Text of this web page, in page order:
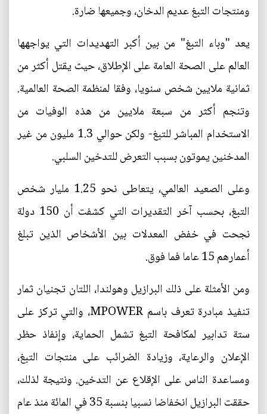
ومنتجات التبغ عديم الدخان، وجميعها ضارة.
يعد "وباء التبغ" من بين أكبر التهديدات التي يواجهها
العالم على الصحة العامة على الإطلاق، حيث يقتل أكثر من
ثمانية ملايين شخص سنويا، وفقا لمنظمة الصحة العالمية.
وتنجم أكثر من سبعة ملايين من هذه الوفيات من
الاستخدام المباشر للتبغ- ولكن حوالي 1.3 مليون من غير
المدخنين يموتون بسبب التعرض للتدخين السلبي.
وعلى الصعيد العالمي، يتعاطى نحو 1.25 مليار شخص
التبغ، بحسب آخر التقديرات التي كشفت أن 150 دولة
نجحت في خفض المعدلات بين الأشخاص الذين تبلغ
أعمارهم 15 عاما فما فوق.
ومن الأمثلة على ذلك البرازيل وهولندا، اللتان تجنيان ثمار
تنفيذ مبادرة تعرف باسم MPOWER، والتي تركز على
ستة تدابير لمكافحة التبغ تشمل الحماية، وإنفاذ حظر
الإعلان والرعاية، وزيادة الضرائب على منتجات التبغ،
ومساعدة الناس على الإقلاع عن التدخين. ونتيجة لذلك،
حققت البرازيل انخفاضا نسبيا بنسبة 35 في المائة منذ عام